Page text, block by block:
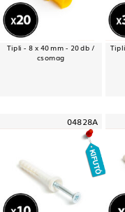
Tipli - 8 x 40 mm - 20 db /
csomag
04828A